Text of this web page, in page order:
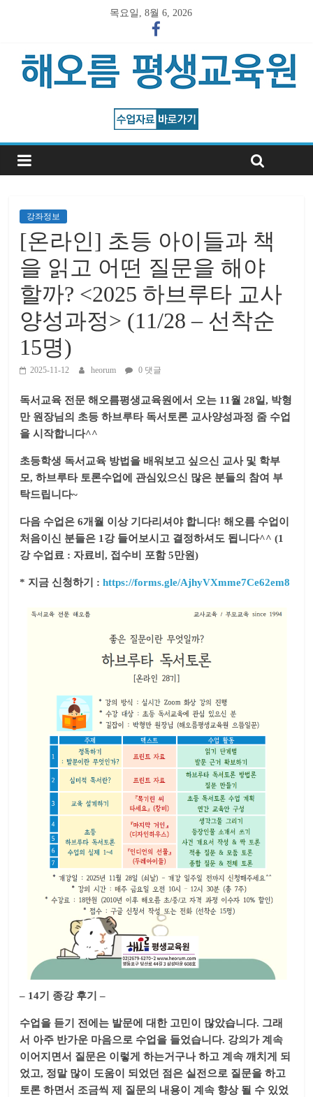
목요일, 8월 6, 2026
강좌정보
[온라인] 초등 아이들과 책
을 읽고 어떤 질문을 해야
할까? <2025 하브루타 교사
양성과정> (11/28 – 선착순
15명)
2025-11-12 heorum 0 댓글
독서교육 전문 해오름평생교육원에서 오는 11월 28일, 박형
만 원장님의 초등 하브루타 독서토론 교사양성과정 줌 수업
을 시작합니다^^
초등학생 독서교육 방법을 배워보고 싶으신 교사 및 학부
모, 하브루타 토론수업에 관심있으신 많은 분들의 참여 부
탁드립니다~
다음 수업은 6개월 이상 기다리셔야 합니다! 해오름 수업이
처음이신 분들은 1강 들어보시고 결정하셔도 됩니다^^ (1
강 수업료 : 자료비, 접수비 포함 5만원)
* 지금 신청하기 :https://forms.gle/AjhyVXmme7Ce62em8
– 14기 종강 후기 –
수업을 듣기 전에는 발문에 대한 고민이 많았습니다. 그래
서 아주 반가운 마음으로 수업을 들었습니다. 강의가 계속
이어지면서 질문은 이렇게 하는거구나 하고 계속 깨치게 되
었고, 정말 많이 도움이 되었던 점은 실전으로 질문을 하고
토론 하면서 조금씩 제 질문의 내용이 계속 향상 될 수 있었